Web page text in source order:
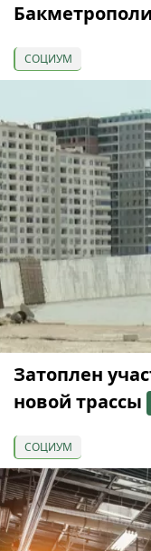
СОЦИУМ
Затоплен
новой трассы
СОЦИУМ